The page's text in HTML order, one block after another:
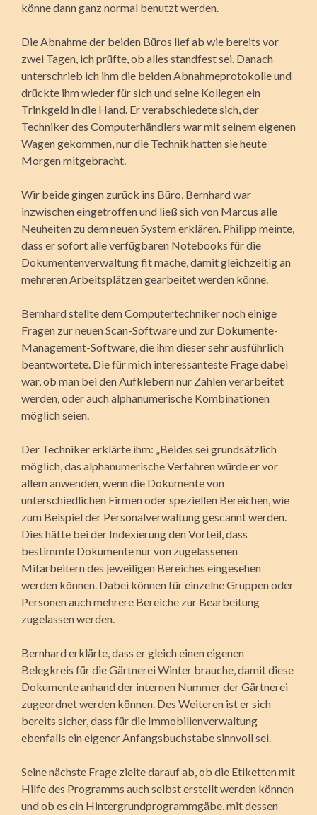
könne dann ganz normal benutzt werden.
Die Abnahme der beiden Büros lief ab wie bereits vor
zwei Tagen, ich prüfte, ob alles standfest sei. Danach
unterschrieb ich ihm die beiden Abnahmeprotokolle und
drückte ihm wieder für sich und seine Kollegen ein
Trinkgeld in die Hand. Er verabschiedete sich, der
Techniker des Computerhändlers war mit seinem eigenen
Wagen gekommen, nur die Technik hatten sie heute
Morgen mitgebracht.
Wir beide gingen zurück ins Büro, Bernhard war
inzwischen eingetroffen und ließ sich von Marcus alle
Neuheiten zu dem neuen System erklären. Philipp meinte,
dass er sofort alle verfügbaren Notebooks für die
Dokumentenverwaltung fit mache, damit gleichzeitig an
mehreren Arbeitsplätzen gearbeitet werden könne.
Bernhard stellte dem Computertechniker noch einige
Fragen zur neuen Scan-Software und zur Dokumente-
Management-Software, die ihm dieser sehr ausführlich
beantwortete. Die für mich interessanteste Frage dabei
war, ob man bei den Aufklebern nur Zahlen verarbeitet
werden, oder auch alphanumerische Kombinationen
möglich seien.
Der Techniker erklärte ihm: „Beides sei grundsätzlich
möglich, das alphanumerische Verfahren würde er vor
allem anwenden, wenn die Dokumente von
unterschiedlichen Firmen oder speziellen Bereichen, wie
zum Beispiel der Personalverwaltung gescannt werden.
Dies hätte bei der Indexierung den Vorteil, dass
bestimmte Dokumente nur von zugelassenen
Mitarbeitern des jeweiligen Bereiches eingesehen
werden können. Dabei können für einzelne Gruppen oder
Personen auch mehrere Bereiche zur Bearbeitung
zugelassen werden.
Bernhard erklärte, dass er gleich einen eigenen
Belegkreis für die Gärtnerei Winter brauche, damit diese
Dokumente anhand der internen Nummer der Gärtnerei
zugeordnet werden können. Des Weiteren ist er sich
bereits sicher, dass für die Immobilienverwaltung
ebenfalls ein eigener Anfangs­buchstabe sinnvoll sei.
Seine nächste Frage zielte darauf ab, ob die Etiketten mit
Hilfe des Programms auch selbst erstellt werden können
und ob es ein Hintergrundprogrammgäbe, mit dessen